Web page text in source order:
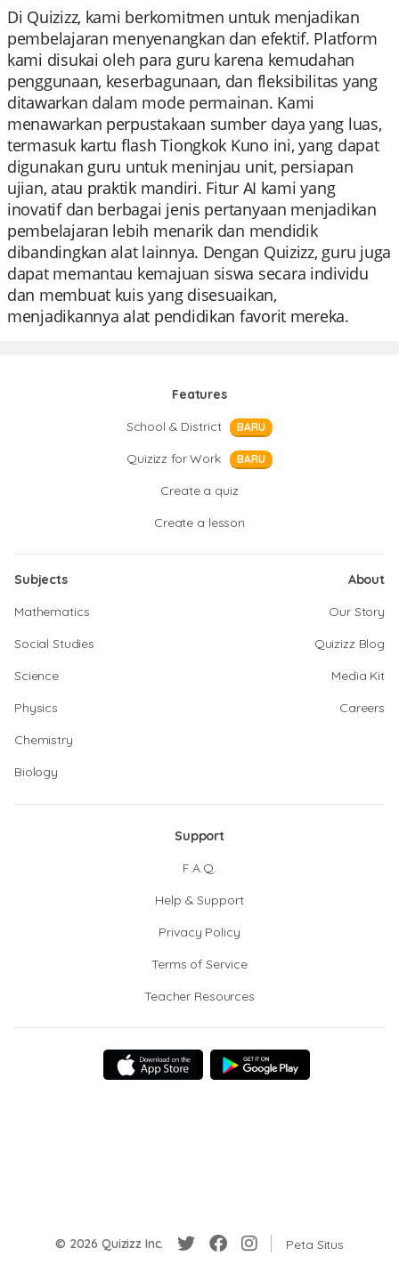
Di Quizizz, kami berkomitmen untuk menjadikan
pembelajaran menyenangkan dan efektif. Platform
kami disukai oleh para guru karena kemudahan
penggunaan, keserbagunaan, dan fleksibilitas yang
ditawarkan dalam mode permainan. Kami
menawarkan perpustakaan sumber daya yang luas,
termasuk kartu flash Tiongkok Kuno ini, yang dapat
digunakan guru untuk meninjau unit, persiapan
ujian, atau praktik mandiri. Fitur AI kami yang
inovatif dan berbagai jenis pertanyaan menjadikan
pembelajaran lebih menarik dan mendidik
dibandingkan alat lainnya. Dengan Quizizz, guru juga
dapat memantau kemajuan siswa secara individu
dan membuat kuis yang disesuaikan,
menjadikannya alat pendidikan favorit mereka.
Features
School & District
BARU
Quizizz for Work BARU
Create a quiz
Create a lesson
Subjects
Mathematics
Social Studies
Science
Physics
Chemistry
Biology
About
Our Story
Quizizz Blog
Media Kit
Careers
Support
F.A.Q.
Help & Support
Privacy Policy
Terms of Service
Teacher Resources
© 2026 Quizizz Inc. Peta Situs